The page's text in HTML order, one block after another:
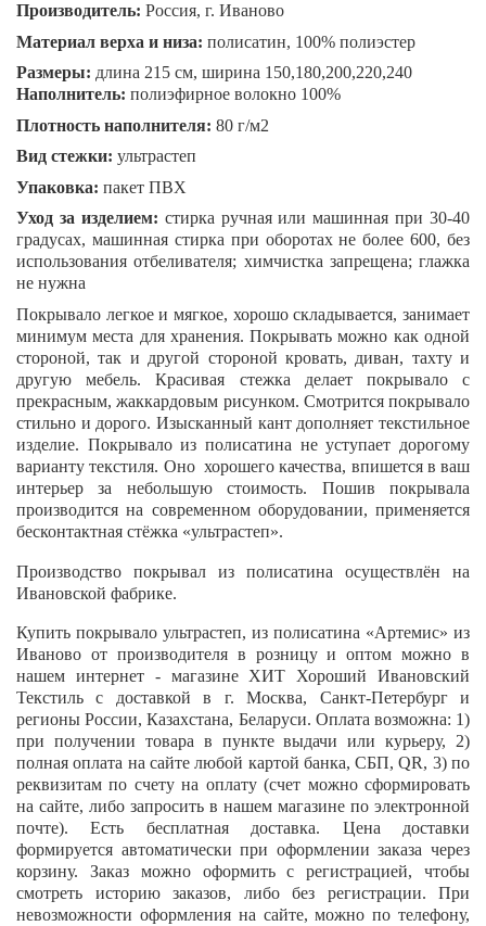
Производитель: Россия, г. Иваново
Материал верха и низа: полисатин, 100% полиэстер
Размеры: длина 215 см, ширина 150,180,200,220,240
Наполнитель: полиэфирное волокно 100%
Плотность наполнителя: 80 г/м2
Вид стежки: ультрастеп
Упаковка: пакет ПВХ
Уход за изделием: стирка ручная или машинная при 30-40
градусах, машинная стирка при оборотах не более 600, без
использования отбеливателя; химчистка запрещена; глажка
не нужна
Покрывало легкое и мягкое, хорошо складывается, занимает
минимум места для хранения. Покрывать можно как одной
стороной, так и другой стороной кровать, диван, тахту и
другую мебель. Красивая стежка делает покрывало с
прекрасным, жаккардовым рисунком. Смотрится покрывало
стильно и дорого. Изысканный кант дополняет текстильное
изделие. Покрывало из полисатина не уступает дорогому
варианту текстиля. Оно хорошего качества, впишется в ваш
интерьер за небольшую стоимость. Пошив покрывала
производится на современном оборудовании, применяется
бесконтактная стёжка «ультрастеп».
Производство покрывал из полисатина осуществлён на
Ивановской фабрике.
Купить покрывало ультрастеп, из полисатина «Артемис» из
Иваново от производителя в розницу и оптом можно в
нашем интернет - магазине ХИТ Хороший Ивановский
Текстиль с доставкой в г. Москва, Санкт-Петербург и
регионы России, Казахстана, Беларуси. Оплата возможна: 1)
при получении товара в пункте выдачи или курьеру, 2)
полная оплата на сайте любой картой банка, СБП,QR, 3) по
реквизитам по счету на оплату (счет можно сформировать
на сайте, либо запросить в нашем магазине по электронной
почте). Есть бесплатная доставка. Цена доставки
формируется автоматически при оформлении заказа через
корзину. Заказ можно оформить с регистрацией, чтобы
смотреть историю заказов, либо без регистрации. При
невозможности оформления на сайте, можно по телефону,